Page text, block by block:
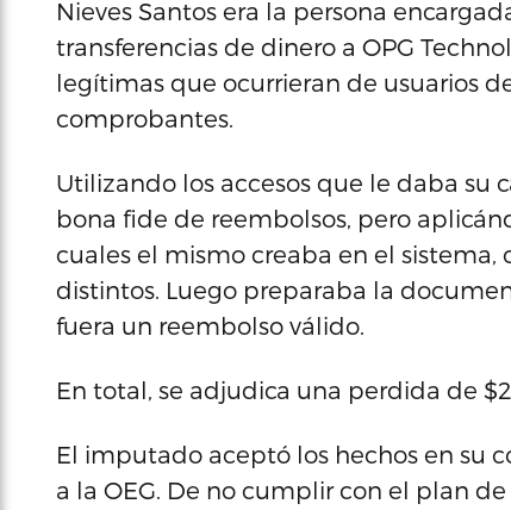
Nieves Santos era la persona
transferencias de dinero a OPG
legítimas que ocurrieran de usuarios
comprobantes.
Utilizando los accesos que le daba su
bona fide de reembolsos, pero
cuales el mismo creaba en el sistema,
distintos. Luego preparaba la
fuera un reembolso válido.
En total, se adjudica una perdida de
El imputado aceptó los hechos en su
a la OEG. De no cumplir con el plan